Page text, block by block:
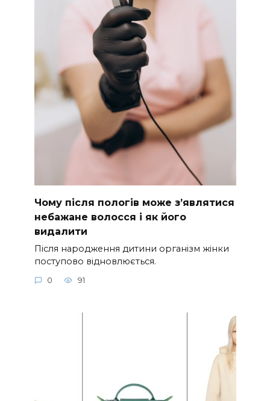
Чому після пологів може з’являтися
небажане волосся і як його
видалити
Після народження дитини організм жінки
поступово відновлюється.
0 91